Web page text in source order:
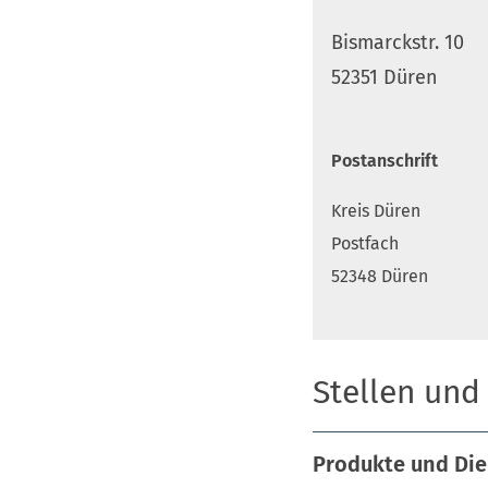
Bismarckstr. 10
52351 Düren
Postanschrift
Kreis Düren
Postfach
52348 Düren
Stellen
Produkte und